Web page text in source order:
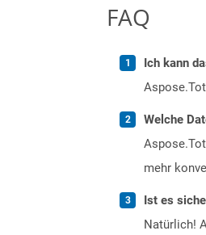
FAQ
Ich kann
Welche
mehr
Ist es
Natürlich!